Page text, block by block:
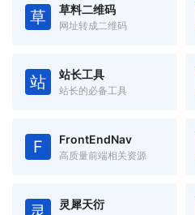
草 草料二维码
网址转成二维码
站 站长工具
站长的必备工具
F FrontEndNav
高质量前端相关资源
灵犀天衍